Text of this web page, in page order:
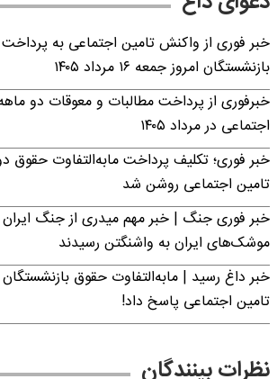
خبر فوری از واکنش تامین اجتماعی به
بازنشستگان امروز جمعه ۱۶ مرداد ۱۴۰۵
خبرفوری از پرداخت مطالبات و معوقات دو
اجتماعی در مرداد ۱۴۰۵
خبر فوری؛ تکلیف پرداخت مابه‌التفاوت حقوق
تامین اجتماعی روشن شد
خبر فوری جنگ | خبر مهم میدری از جنگ ایران
موشک‌های ایران به واشنگتن رسیدند
خبر داغ رسید | مابه‌التفاوت حقوق
تامین اجتماعی پاسخ داد!
نظرات بینندگان